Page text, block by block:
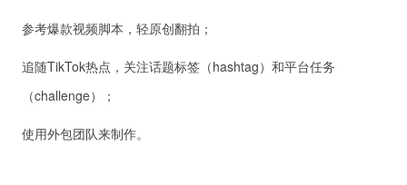
参考爆款视频脚本，轻原创翻拍；
追随TikTok热点，关注话题标签（hashtag）和平台任务
（challenge）；
使用外包团队来制作。